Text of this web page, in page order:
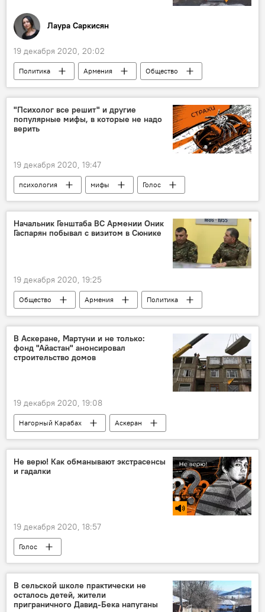
Лаура Саркисян
19 декабря 2020, 20:02
Политика Армения
Общество
Колумнисты
Ситуация в Армении после подписания заявления по Карабаху
Сотк
село
Азербайджан
"Психолог все решит" и другие
популярные мифы, в которые не надо
верить
19 декабря 2020, 19:47
психология мифы Голос
Начальник Генштаба ВС Армении Оник
Гаспарян побывал с визитом в Сюнике
19 декабря 2020, 19:25
Общество Армения
Политика
Генштаб
Оник Гаспарян
визит
Сюник
Проблема демаркации армяно-азербайджанской границы
В Аскеране, Мартуни и не только:
фонд "Айастан" анонсировал
строительство домов
19 декабря 2020, 19:08
Нагорный Карабах
Аскеран
Мартуни
Послевоенный Карабах
переговоры
дом
фонд
власть
Не верю! Как обманывают экстрасенсы
и гадалки
19 декабря 2020, 18:57
Голос
В сельской школе практически не
осталось детей, жители
приграничного Давид-Бека напуганы